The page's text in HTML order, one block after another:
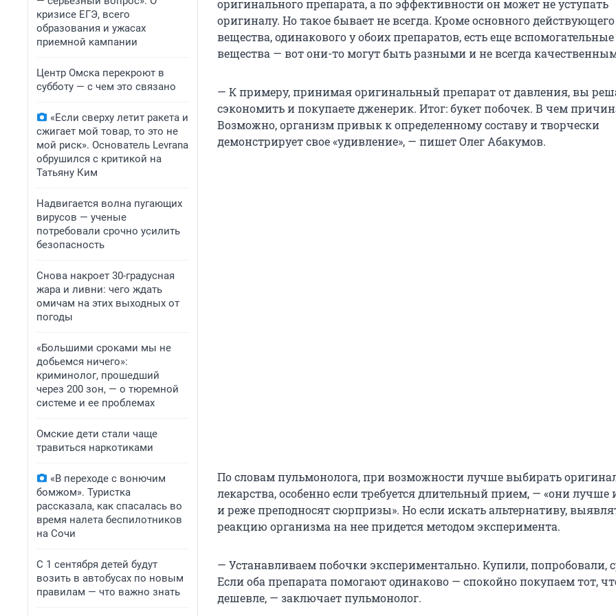
кризисе ЕГЭ, всего
образования и ужасах
приемной кампании
Центр Омска перекроют в
субботу — с чем это связано
«Если сверху летит ракета и
сжигает мой товар, то это не
мой риск». Основатель Levrana
обрушился с критикой на
Татьяну Ким
Надвигается волна пугающих
вирусов — ученые
потребовали срочно усилить
безопасность
Снова накроет 30-градусная
жара и ливни: чего ждать
омичам на этих выходных от
погоды
«Большими сроками мы не
добьемся ничего»:
криминолог, прошедший
через 200 зон, — о тюремной
системе и ее проблемах
Омские дети стали чаще
травиться наркотиками
«В переходе с вонючим
бомжом». Туристка
рассказала, как спасалась во
время налета беспилотников
на Сочи
С 1 сентября детей будут
возить в автобусах по новым
правилам — что важно знать
оригинального препарата, а по эффективности он может не уступать
оригиналу. Но такое бывает не всегда. Кроме основного действующего
вещества, одинакового у обоих препаратов, есть еще вспомогательные
вещества — вот они-то могут быть разными и не всегда
— К примеру, принимая оригинальный препарат от давления, вы
сэкономить и покупаете дженерик. Итог: букет побочек. В чем
Возможно, организм привык к определенному составу и творчески
демонстрирует свое «удивление», — пишет Олег Абакумов.
По словам пульмонолога, при возможности лучше выбирать
лекарства, особенно если требуется длительный прием, — «они лучше
и реже преподносят сюрпризы». Но если искать альтернативу,
реакцию организма на нее придется методом эксперимента.
— Устанавливаем побочки экспериментально. Купили, попробовали,
Если оба препарата помогают одинаково — спокойно покупаем тот,
дешевле, — заключает пульмонолог.